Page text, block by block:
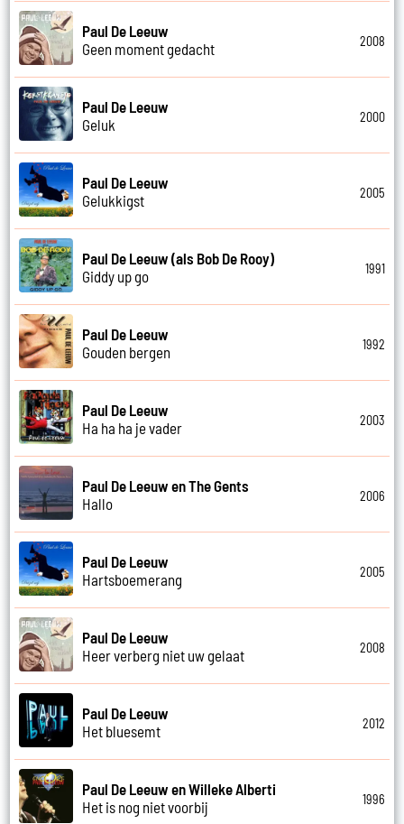
Paul De Leeuw
Geen moment gedacht
2008
Paul De Leeuw
Geluk
2000
Paul De Leeuw
Gelukkigst
2005
Paul De Leeuw (als Bob De Rooy)
Giddy up go
1991
Paul De Leeuw
Gouden bergen
1992
Paul De Leeuw
Ha ha ha je vader
2003
Paul De Leeuw en The Gents
Hallo
2006
Paul De Leeuw
Hartsboemerang
2005
Paul De Leeuw
Heer verberg niet uw gelaat
2008
Paul De Leeuw
Het bluesemt
2012
Paul De Leeuw en Willeke Alberti
Het is nog niet voorbij
1996